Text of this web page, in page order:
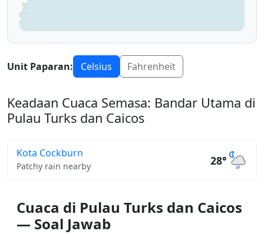
Unit Paparan: Celsius Fahrenheit
Keadaan Cuaca Semasa: Bandar Utama di
Pulau Turks dan Caicos
Kota Cockburn
Patchy rain nearby 28°
Cuaca di Pulau Turks dan Caicos
— Soal Jawab